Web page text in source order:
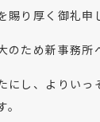
り厚く御礼申
のため新事務所
にし、よりい